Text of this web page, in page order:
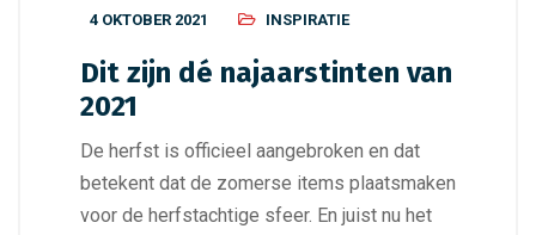
4 OKTOBER 2021 INSPIRATIE
Dit zijn dé najaarstinten van
2021
De herfst is officieel aangebroken en dat
betekent dat de zomerse items plaatsmaken
voor de herfstachtige sfeer. En juist nu het